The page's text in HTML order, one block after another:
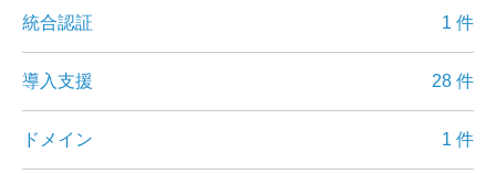
統合認証 1 件
導入支援 28 件
ドメイン 1 件